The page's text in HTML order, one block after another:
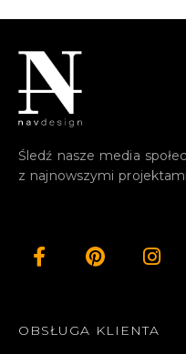
Śledź nasze media
z najnowszymi
OBSŁUGA KLIENTA